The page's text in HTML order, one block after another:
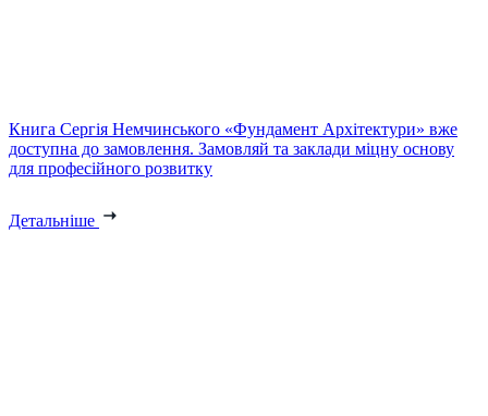
Книга Сергія Немчинського «Фундамент Архітектури» вже
доступна до замовлення. Замовляй та заклади міцну основу
для професійного розвитку
Детальніше